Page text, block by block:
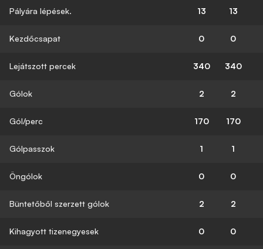
Pályára lépések. 13 13
Kezdőcsapat 0 0
Lejátszott percek 340 340
Gólok 2 2
Gól/perc 170 170
Gólpasszok 1 1
Öngólok 0 0
Büntetőből szerzett gólok 2 2
Kihagyott tizenegyesek 0 0